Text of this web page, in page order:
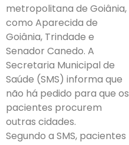
metropolitana de Goiânia,
como Aparecida de
Goiânia, Trindade e
Senador Canedo. A
Secretaria Municipal de
Saúde (SMS) informa que
não há pedido para que os
pacientes procurem
outras cidades.
Segundo a SMS, pacientes